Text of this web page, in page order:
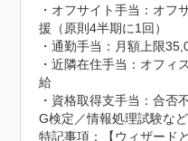
・オフサイト手当：オフ
援（原則4半期に1回）
・通勤手当：月額上限
・近隣在住手当：オフィ
給
・資格取得支手当：合否
G検定／情報処理試験など
特記事項：【ウィザード